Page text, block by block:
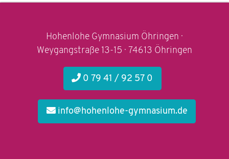
Hohenlohe Gymnasium Öhringen ·
Weygangstraße 13-15 · 74613 Öhringen
0 79 41 / 92 57 0
info@hohenlohe-gymnasium.de